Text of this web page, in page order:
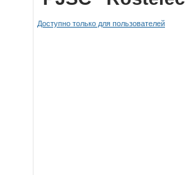
Доступно только для пользователей